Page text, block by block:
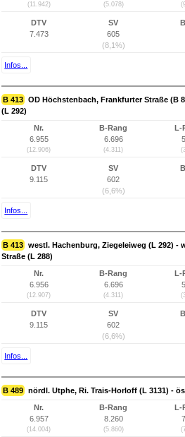
(11.942) (5.078)
DTV
7.473
SV
605
(8,1%)
Infos...
B 413 OD Höchstenbach, Frankfurter Straße (B
(L 292)
Nr.
6.955
(12.906)
B-Rang
6.696
(4.311)
L-
DTV
9.115
SV
602
(6,6%)
Infos...
B 413 westl. Hachenburg, Ziegeleiweg (L 292) -
Straße (L 288)
Nr.
6.956
(12.907)
B-Rang
6.696
(4.311)
L-
DTV
9.115
SV
602
(6,6%)
Infos...
B 489 nördl. Utphe, Ri. Trais-Horloff (L 3131) -
Nr.
6.957
(14.004)
B-Rang
8.260
(5.860)
L-